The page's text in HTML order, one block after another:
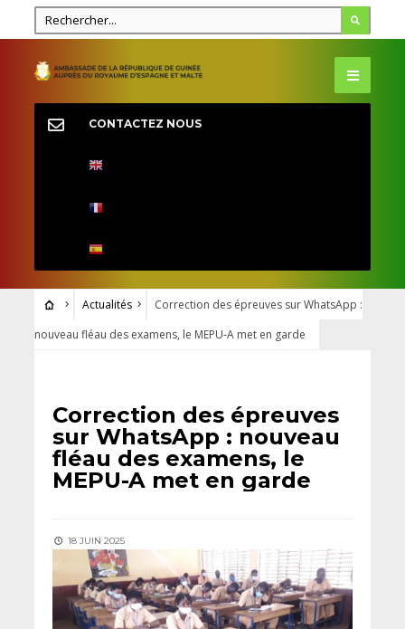
CONTACTEZ NOUS
Actualités
Correction des épreuves sur WhatsApp :
nouveau fléau des examens, le MEPU-A met en garde
Correction des épreuves
sur WhatsApp : nouveau
fléau des examens, le
MEPU-A met en garde
18 JUIN 2025